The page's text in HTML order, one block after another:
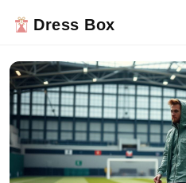
Dress Box